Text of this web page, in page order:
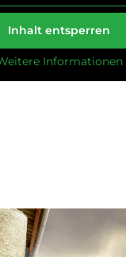
Inhalt entsperren
Informationen